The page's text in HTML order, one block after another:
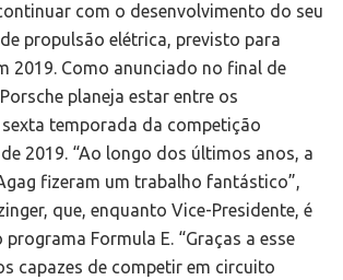
com o desenvolvimento do seu
propulsão elétrica, previsto para
2019. Como anunciado no final de
planeja estar entre os
temporada da competição
2019. “Ao longo dos últimos anos, a
fizeram um trabalho fantástico”,
que, enquanto Vice-Presidente, é
programa Formula E. “Graças a esse
capazes de competir em circuito